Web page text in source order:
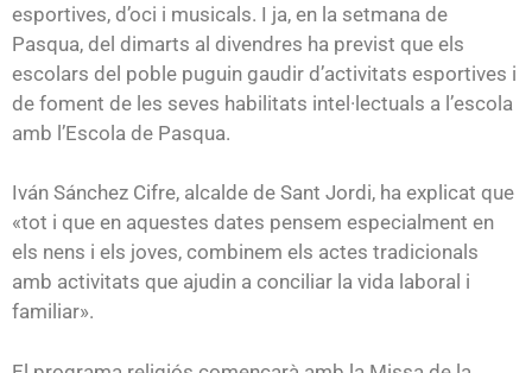
esportives, d’oci i musicals. I ja, en la setmana de
Pasqua, del dimarts al divendres ha previst que els
escolars del poble puguin gaudir d’activitats esportives i
de foment de les seves habilitats intel·lectuals a l’escola
amb l’Escola de Pasqua.
Iván Sánchez Cifre, alcalde de Sant Jordi, ha explicat que
«tot i que en aquestes dates pensem especialment en
els nens i els joves, combinem els actes tradicionals
amb activitats que ajudin a conciliar la vida laboral i
familiar».